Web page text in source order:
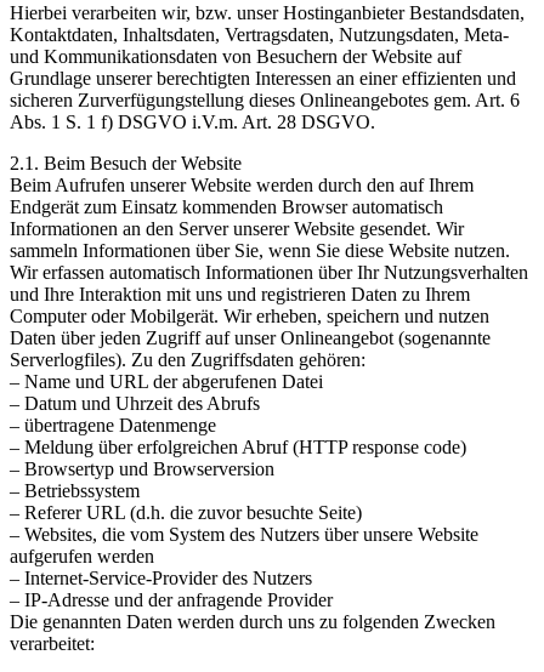
Hierbei verarbeiten wir, bzw. unser Hostinganbieter Bestandsdaten,
Kontaktdaten, Inhaltsdaten, Vertragsdaten, Nutzungsdaten, Meta-
und Kommunikationsdaten von Besuchern der Website auf
Grundlage unserer berechtigten Interessen an einer effizienten und
sicheren Zurverfügungstellung dieses Onlineangebotes gem. Art. 6
Abs. 1 S. 1 f) DSGVO i.V.m. Art. 28 DSGVO.
2.1. Beim Besuch der Website
Beim Aufrufen unserer Website werden durch den auf Ihrem
Endgerät zum Einsatz kommenden Browser automatisch
Informationen an den Server unserer Website gesendet. Wir
sammeln Informationen über Sie, wenn Sie diese Website nutzen.
Wir erfassen automatisch Informationen über Ihr Nutzungsverhalten
und Ihre Interaktion mit uns und registrieren Daten zu Ihrem
Computer oder Mobilgerät. Wir erheben, speichern und nutzen
Daten über jeden Zugriff auf unser Onlineangebot (sogenannte
Serverlogfiles). Zu den Zugriffsdaten gehören:
– Name und URL der abgerufenen Datei
– Datum und Uhrzeit des Abrufs
– übertragene Datenmenge
– Meldung über erfolgreichen Abruf (HTTP response code)
– Browsertyp und Browserversion
– Betriebssystem
– Referer URL (d.h. die zuvor besuchte Seite)
– Websites, die vom System des Nutzers über unsere Website
aufgerufen werden
– Internet-Service-Provider des Nutzers
– IP-Adresse und der anfragende Provider
Die genannten Daten werden durch uns zu folgenden Zwecken
verarbeitet: